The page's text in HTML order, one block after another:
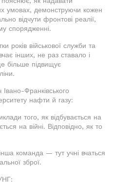
умовах, демонструючи кожен
відчути фронтові реалії,
спорядженні.
років військової служби та
інших, не раз ставало і
більше підвищує
Франківського
нафти й газу:
того, як відбувається на
на війні. Відповідно, як то
команда — тут учні вчаться
зброї.